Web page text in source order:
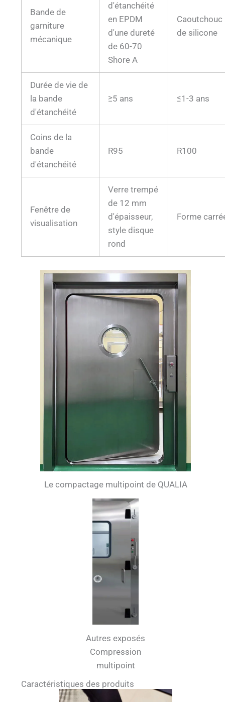
Bande de
garniture
mécanique
d'étanchéité
en EPDM
d'une dureté
de 60-70
Shore A
Caoutchouc
de silicone
Durée de vie de
la bande
d'étanchéité
≥5 ans ≤1-3 ans
Coins de la
bande
d'étanchéité
R95 R100
Fenêtre de
visualisation
Verre trempé
de 12 mm
d'épaisseur,
style disque
rond
Forme
Le compactage multipoint de QUALIA
Autres exposés
Compression
multipoint
Caractéristiques des produits